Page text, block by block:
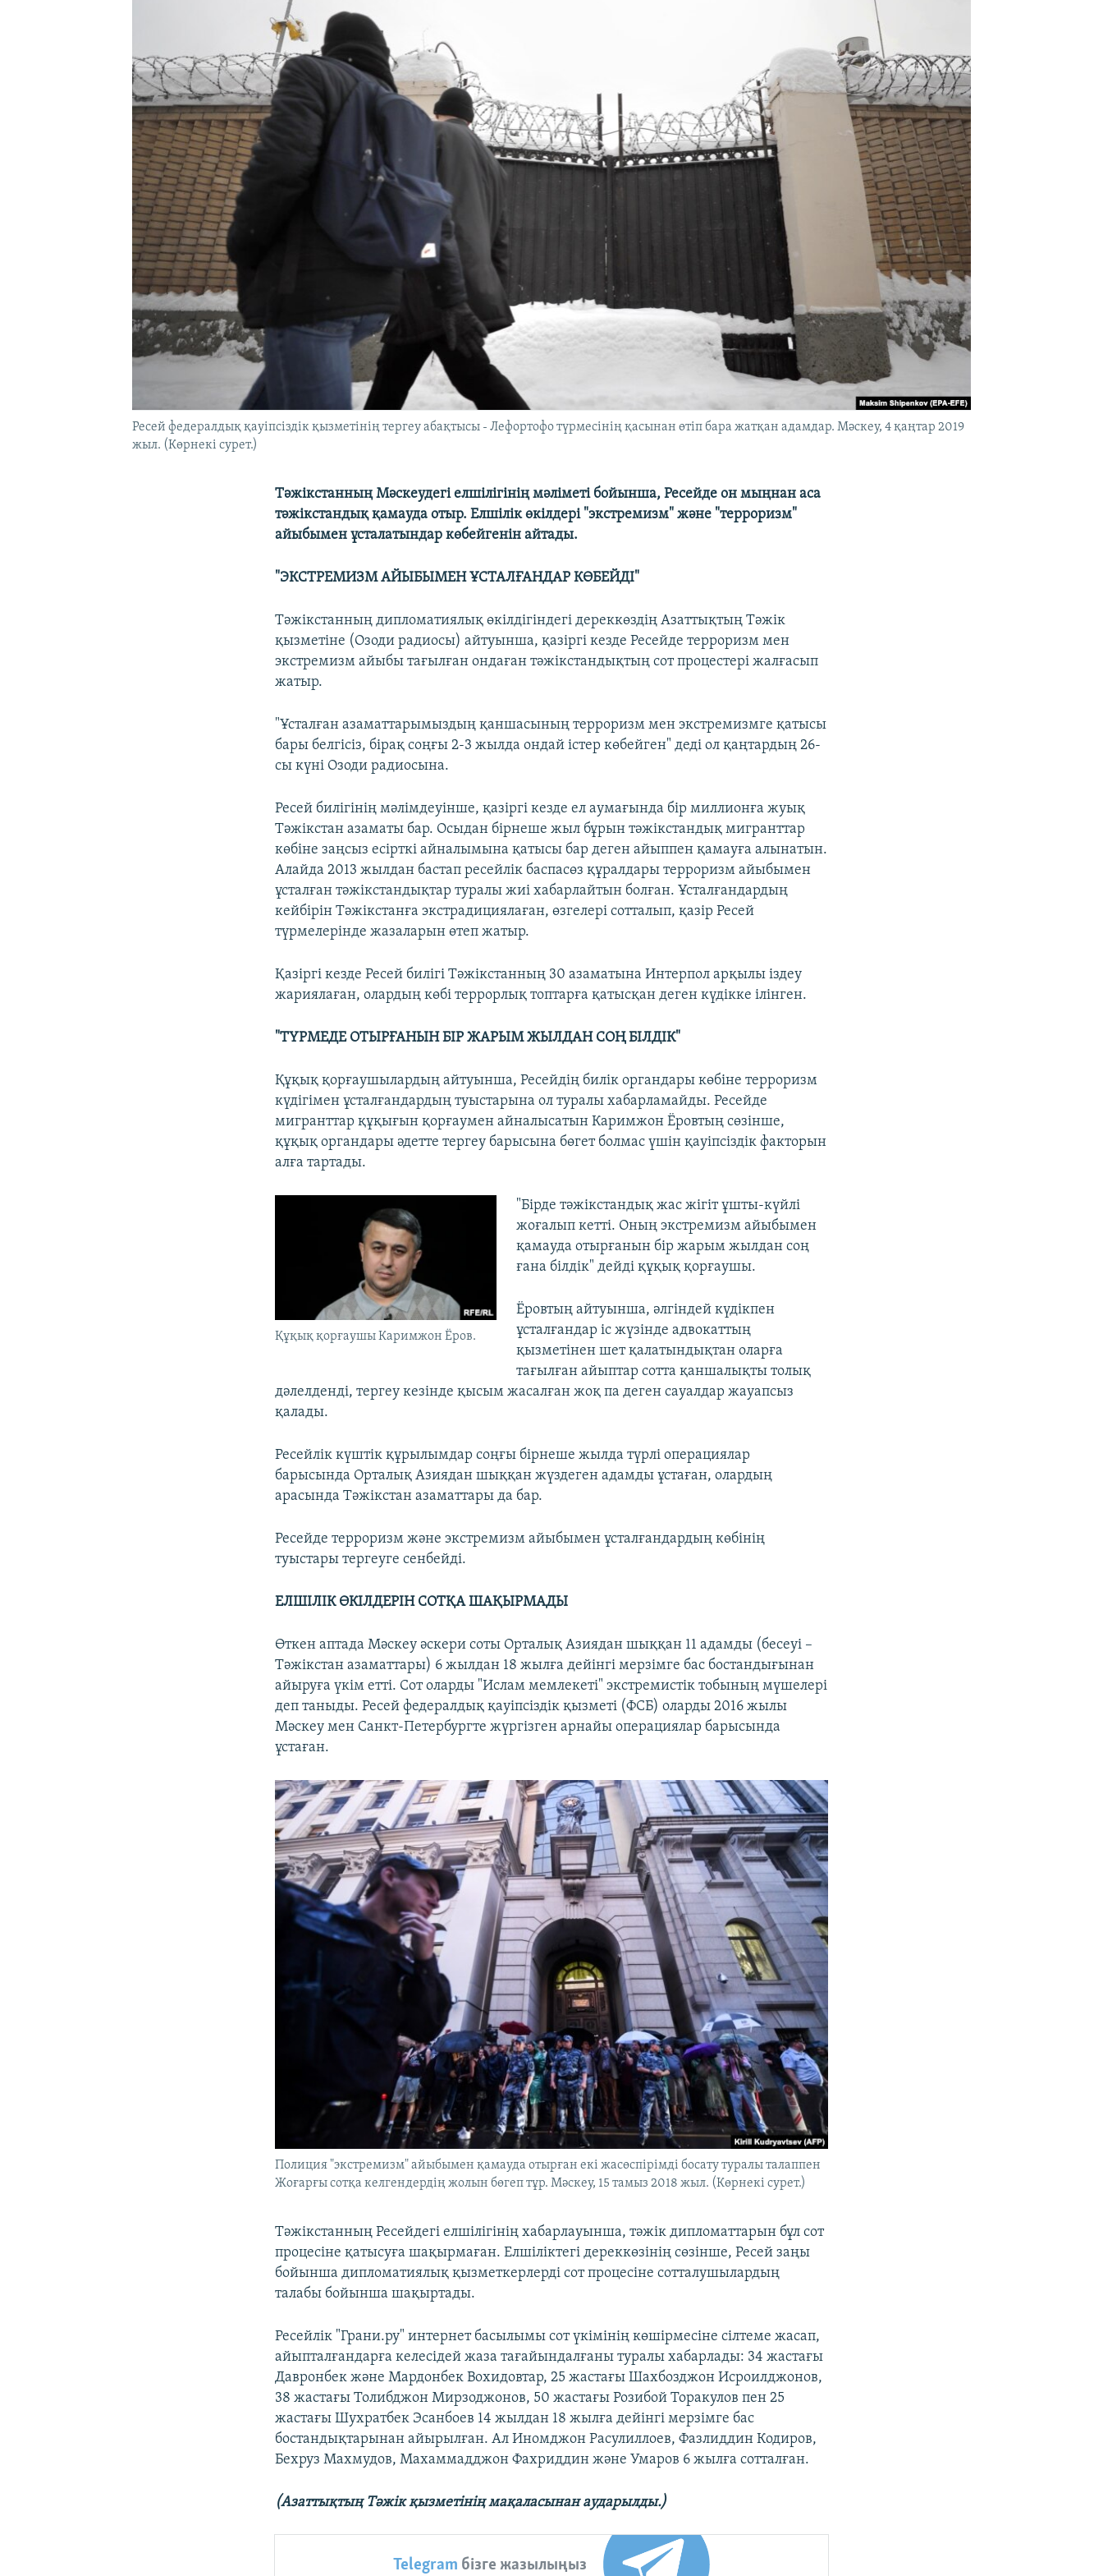
Ресей федералдық қауіпсіздік қызметінің тергеу абақтысы - Лефортофо түрмесінің қасынан өтіп бара жатқан адамдар. Мәскеy, 4 қаңтар 2019
жыл. (Көрнекі сурет.)
Тәжікстанның Мәскеудегі елшілігінің мәліметі бойынша, Ресейде он мыңнан аса
тәжікстандық қамауда отыр. Елшілік өкілдері "экстремизм" және "терроризм"
айыбымен ұсталатындар көбейгенін айтады.
"ЭКСТРЕМИЗМ АЙЫБЫМЕН ҰСТАЛҒАНДАР КӨБЕЙДІ"
Тәжікстанның дипломатиялық өкілдігіндегі дереккөздің Азаттықтың Тәжік
қызметіне (Озоди радиосы) айтуынша, қазіргі кезде Ресейде терроризм мен
экстремизм айыбы тағылған ондаған тәжікстандықтың сот процестері жалғасып
жатыр.
"Ұсталған азаматтарымыздың қаншасының терроризм мен экстремизмге қатысы
бары белгісіз, бірақ соңғы 2-3 жылда ондай істер көбейген" деді ол қаңтардың 26-
сы күні Озоди радиосына.
Ресей билігінің мәлімдеуінше, қазіргі кезде ел аумағында бір миллионға жуық
Тәжікстан азаматы бар. Осыдан бірнеше жыл бұрын тәжікстандық мигранттар
көбіне заңсыз есірткі айналымына қатысы бар деген айыппен қамауға алынатын.
Алайда 2013 жылдан бастап ресейлік баспасөз құралдары терроризм айыбымен
ұсталған тәжікстандықтар туралы жиі хабарлайтын болған. Ұсталғандардың
кейбірін Тәжікстанға экстрадициялаған, өзгелері сотталып, қазір Ресей
түрмелерінде жазаларын өтеп жатыр.
Қазіргі кезде Ресей билігі Тәжікстанның 30 азаматына Интерпол арқылы іздеу
жариялаған, олардың көбі террорлық топтарға қатысқан деген күдікке ілінген.
"ТҮРМЕДЕ ОТЫРҒАНЫН БІР ЖАРЫМ ЖЫЛДАН СОҢ БІЛДІК"
Құқық қорғаушылардың айтуынша, Ресейдің билік органдары көбіне терроризм
күдігімен ұсталғандардың туыстарына ол туралы хабарламайды. Ресейде
мигранттар құқығын қорғаумен айналысатын Каримжон Ёровтың сөзінше,
құқық органдары әдетте тергеу барысына бөгет болмас үшін қауіпсіздік факторын
алға тартады.
Құқық қорғаушы Каримжон Ёров.
"Бірде тәжікстандық жас жігіт ұшты-күйлі
жоғалып кетті. Оның экстремизм айыбымен
қамауда отырғанын бір жарым жылдан соң
ғана білдік" дейді құқық қорғаушы.
Ёровтың айтуынша, әлгіндей күдікпен
ұсталғандар іс жүзінде адвокаттың
қызметінен шет қалатындықтан оларға
тағылған айыптар сотта қаншалықты толық
дәлелденді, тергеу кезінде қысым жасалған жоқ па деген сауалдар жауапсыз
қалады.
Ресейлік күштік құрылымдар соңғы бірнеше жылда түрлі операциялар
барысында Орталық Азиядан шыққан жүздеген адамды ұстаған, олардың
арасында Тәжікстан азаматтары да бар.
Ресейде терроризм және экстремизм айыбымен ұсталғандардың көбінің
туыстары тергеуге сенбейді.
ЕЛШІЛІК ӨКІЛДЕРІН СОТҚА ШАҚЫРМАДЫ
Өткен аптада Мәскеу әскери соты Орталық Азиядан шыққан 11 адамды (бесеуі –
Тәжікстан азаматтары) 6 жылдан 18 жылға дейінгі мерзімге бас бостандығынан
айыруға үкім етті. Сот оларды "Ислам мемлекеті" экстремистік тобының мүшелері
деп таныды. Ресей федералдық қауіпсіздік қызметі (ФСБ) оларды 2016 жылы
Мәскеу мен Санкт-Петербургте жүргізген арнайы операциялар барысында
ұстаған.
Полиция "экстремизм" айыбымен қамауда отырған екі жасөспірімді босату туралы талаппен
Жоғарғы сотқа келгендердің жолын бөгеп тұр. Мәскеу, 15 тамыз 2018 жыл. (Көрнекі сурет.)
Тәжікстанның Ресейдегі елшілігінің хабарлауынша, тәжік дипломаттарын бұл сот
процесіне қатысуға шақырмаған. Елшіліктегі дереккөзінің сөзінше, Ресей заңы
бойынша дипломатиялық қызметкерлерді сот процесіне сотталушылардың
талабы бойынша шақыртады.
Ресейлік "Грани.ру" интернет басылымы сот үкімінің көшірмесіне сілтеме жасап,
айыпталғандарға келесідей жаза тағайындалғаны туралы хабарлады: 34 жастағы
Давронбек және Мардонбек Вохидовтар, 25 жастағы Шахбозджон Исроилджонов,
38 жастағы Толибджон Мирзоджонов, 50 жастағы Розибой Торакулов пен 25
жастағы Шухратбек Эсанбоев 14 жылдан 18 жылға дейінгі мерзімге бас
бостандықтарынан айырылған. Ал Иномджон Расулиллоев, Фазлиддин Кодиров,
Бехруз Махмудов, Махаммадджон Фахриддин және Умаров 6 жылға сотталған.
(Азаттықтың Тәжік қызметінің мақаласынан аударылды.)
Telegram бізге жазылыңыз